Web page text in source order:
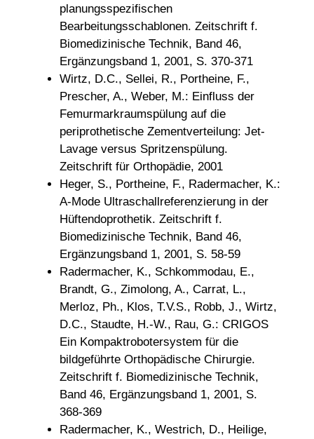
planungsspezifischen
Bearbeitungsschablonen. Zeitschrift f.
Biomedizinische Technik, Band 46,
Ergänzungsband 1, 2001, S. 370-371
Wirtz, D.C., Sellei, R., Portheine, F.,
Prescher, A., Weber, M.: Einfluss der
Femurmarkraumspülung auf die
periprothetische Zementverteilung: Jet-
Lavage versus Spritzenspülung.
Zeitschrift für Orthopädie, 2001
Heger, S., Portheine, F., Radermacher, K.:
A-Mode Ultraschallreferenzierung in der
Hüftendoprothetik. Zeitschrift f.
Biomedizinische Technik, Band 46,
Ergänzungsband 1, 2001, S. 58-59
Radermacher, K., Schkommodau, E.,
Brandt, G., Zimolong, A., Carrat, L.,
Merloz, Ph., Klos, T.V.S., Robb, J., Wirtz,
D.C., Staudte, H.-W., Rau, G.: CRIGOS
Ein Kompaktrobotersystem für die
bildgeführte Orthopädische Chirurgie.
Zeitschrift f. Biomedizinische Technik,
Band 46, Ergänzungsband 1, 2001, S.
368-369
Radermacher, K., Westrich, D., Heilige,